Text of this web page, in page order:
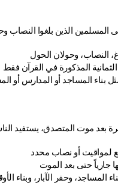
المسلمين الذين بلغوا النصاب
النصاب، وحولان الحول
المذكورة في القرآن فقط
مثل بناء المساجد أو المدارس أو
موت المتصدق، يستفيد الناس
لمواقيت أو نصاب محدد
جارياً حتى بعد الموت
المساجد، وحفر الآبار، وبناء